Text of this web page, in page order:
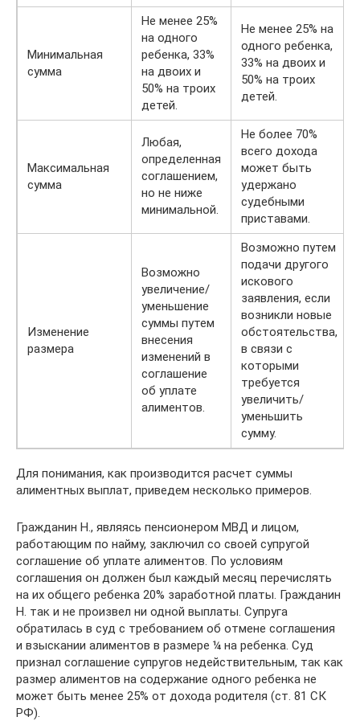
Минимальная
сумма
Не менее 25%
на одного
ребенка, 33%
на двоих и
50% на троих
детей.
Не менее 25% на
одного ребенка,
33% на двоих и
50% на троих
детей.
Максимальная
сумма
Любая,
определенная
соглашением,
но не ниже
минимальной.
Не более 70%
всего дохода
может быть
удержано
судебными
приставами.
Изменение
размера
Возможно
увеличение/
уменьшение
суммы путем
внесения
изменений в
соглашение
об уплате
алиментов.
Возможно путем
подачи другого
искового
заявления, если
возникли новые
обстоятельства,
в связи с
которыми
требуется
увеличить/
уменьшить
сумму.
Для понимания, как производится расчет суммы
алиментных выплат, приведем несколько примеров.
Гражданин Н., являясь пенсионером МВД и лицом,
работающим по найму, заключил со своей супругой
соглашение об уплате алиментов. По условиям
соглашения он должен был каждый месяц перечислять
на их общего ребенка 20% заработной платы. Гражданин
Н. так и не произвел ни одной выплаты. Супруга
обратилась в суд с требованием об отмене соглашения
и взыскании алиментов в размере ¼ на ребенка. Суд
признал соглашение супругов недействительным, так как
размер алиментов на содержание одного ребенка не
может быть менее 25% от дохода родителя (ст. 81 СК
РФ).